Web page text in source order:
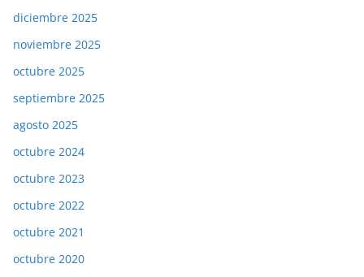
diciembre 2025
noviembre 2025
octubre 2025
septiembre 2025
agosto 2025
octubre 2024
octubre 2023
octubre 2022
octubre 2021
octubre 2020